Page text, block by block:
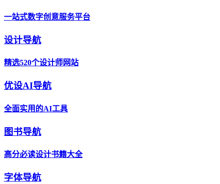
一站式数字创意服务平台
设计导航
精选520个设计师网站
优设AI导航
全面实用的AI工具
图书导航
高分必读设计书籍大全
字体导航